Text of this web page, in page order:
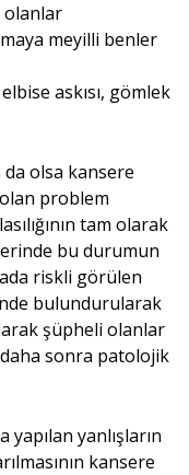
olanlar
meyilli benler
askısı, gömlek
olsa kansere
problem
tam olarak
bu durumun
riskli görülen
bulundurularak
şüpheli olanlar
sonra patolojik
yanlışların
kansere